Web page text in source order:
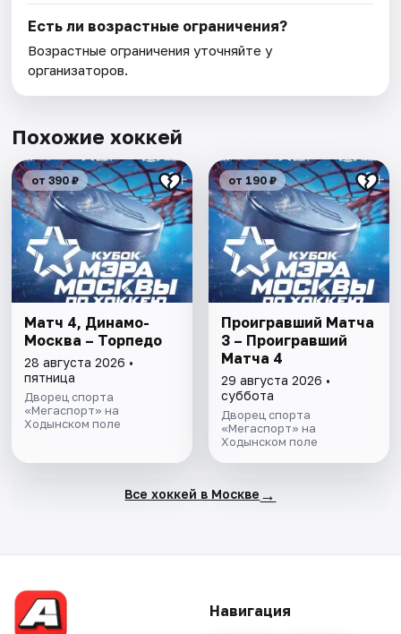
Есть ли возрастные ограничения?
Возрастные ограничения уточняйте у
организаторов.
Похожие хоккей
от 390 ₽
Матч 4, Динамо-
Москва – Торпедо
28 августа 2026 •
пятница
Дворец спорта
«Мегаспорт» на
Ходынском поле
от 190 ₽
Проигравший Матча
3 – Проигравший
Матча 4
29 августа 2026 •
суббота
Дворец спорта
«Мегаспорт» на
Ходынском поле
Все хоккей в Москве →
Навигация